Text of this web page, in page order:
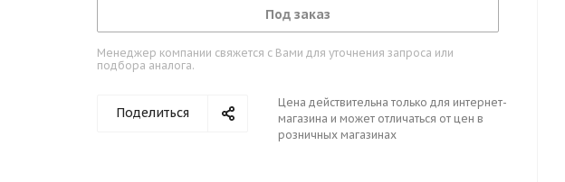
Под заказ
Менеджер компании свяжется с Вами для уточнения запроса или
подбора аналога.
Поделиться
Цена действительна только для интернет-
магазина и может отличаться от цен в
розничных магазинах